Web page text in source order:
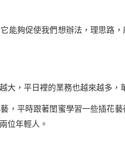
夠促使我們想辦法，理思路，
，平日裡的業務也越來越多，
，平時跟著閨蜜學習一些插花藝
位年輕人。